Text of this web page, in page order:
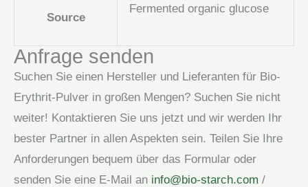
Source
Fermented organic glucose
Anfrage senden
Suchen Sie einen Hersteller und Lieferanten für Bio-
Erythrit-Pulver in großen Mengen? Suchen Sie nicht
weiter! Kontaktieren Sie uns jetzt und wir werden Ihr
bester Partner in allen Aspekten sein. Teilen Sie Ihre
Anforderungen bequem über das Formular oder
senden Sie eine E-Mail an info@bio-starch.com /